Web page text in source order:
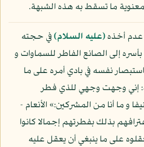
ما تسقط به هذه الشبهة.
أخذه(عليه السلام)في حجته
إلى الصانع الفاطر للسماوات و
نفسه في بادي أمره على ما
إني وجهت وجهي للذي فطر
و ما أنا من المشركين:» الأنعام -
بذلك بفطرتهم إجمالا كانوا
على ما ينبغي أن يعقل عليه